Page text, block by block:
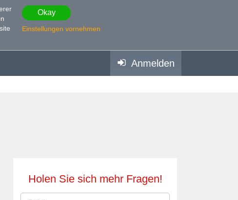
Okay
Einstellungen vornehmen
Anmelden
Holen Sie sich mehr Fragen!